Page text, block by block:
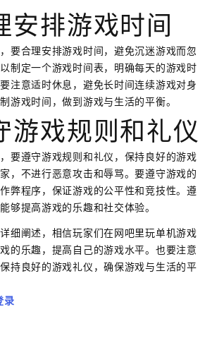
安排游戏时间
要合理安排游戏时间，避免沉迷游戏而忽
制定一个游戏时间表，明确每天的游戏时
注意适时休息，避免长时间连续游戏对身
游戏时间，做到游戏与生活的平衡。
游戏规则和礼仪
要遵守游戏规则和礼仪，保持良好的游戏
，不进行恶意攻击和辱骂。要遵守游戏的
弊程序，保证游戏的公平性和竞技性。遵
够提高游戏的乐趣和社交体验。
细阐述，相信玩家们在网吧里玩单机游戏
的乐趣，提高自己的游戏水平。也要注意
持良好的游戏礼仪，确保游戏与生活的平
录